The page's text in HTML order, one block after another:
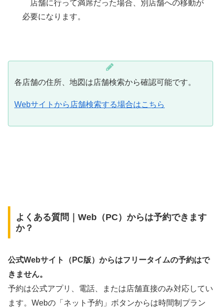
店舗に行って満席だった場合、別店舗への移動が
必要になります。
各店舗の住所、地図は店舗検索から確認可能です。
Webサイトから店舗検索する場合はこちら
よくある質問｜Web（PC）からは予約できます
か？
公式Webサイト（PC版）からはフリータイムの予約はで
きません。
予約は公式アプリ、電話、または店舗直接のみ対応してい
ます。Webの「ネット予約」ボタンからは時間制プラン